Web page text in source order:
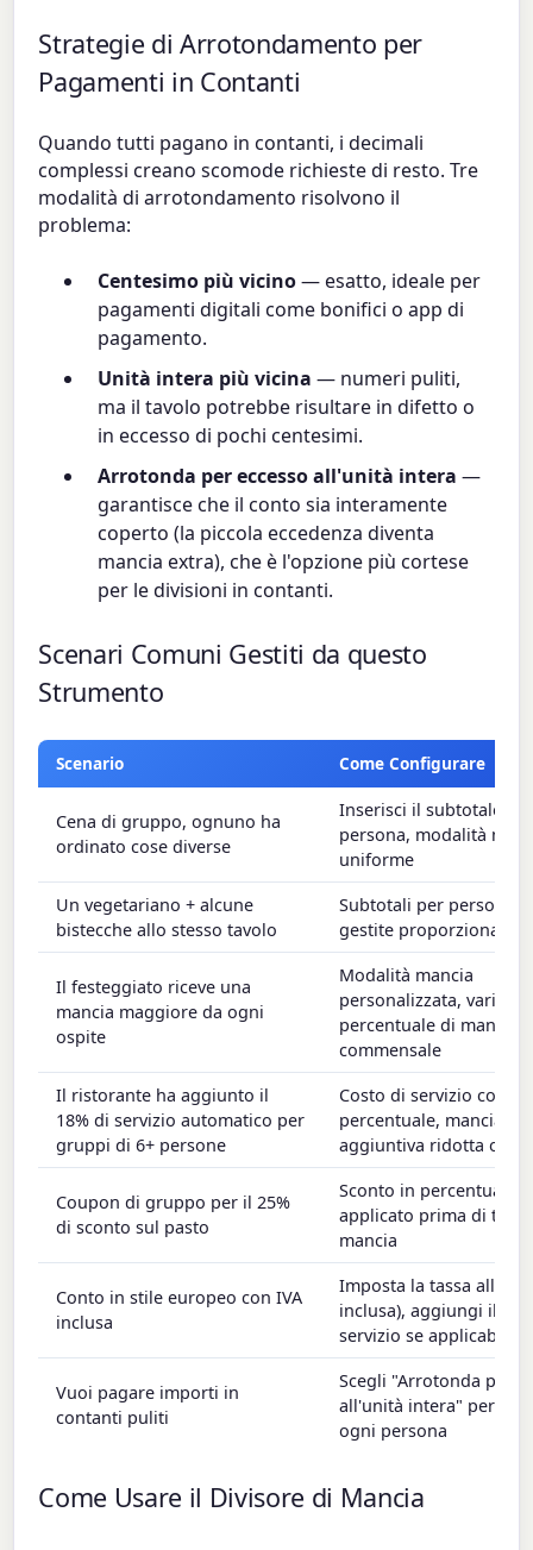
Strategie di Arrotondamento per
Pagamenti in Contanti
Quando tutti pagano in contanti, i decimali
complessi creano scomode richieste di resto. Tre
modalità di arrotondamento risolvono il
problema:
Centesimo più vicino— esatto, ideale per
pagamenti digitali come bonifici o app di
pagamento.
Unità intera più vicina — numeri puliti,
ma il tavolo potrebbe risultare in difetto o
in eccesso di pochi centesimi.
Arrotonda per eccesso all'unità intera —
garantisce che il conto sia interamente
coperto (la piccola eccedenza diventa
mancia extra), che è l'opzione più cortese
per le divisioni in contanti.
Scenari Comuni Gestiti da questo
Strumento
Scenario Come Configurare
Cena di gruppo, ognuno ha
ordinato cose diverse
Inserisci il subtotale di
persona, modalità
uniforme
Un vegetariano + alcune
bistecche allo stesso tavolo
Subtotali per persona,
gestite
Il festeggiato riceve una
mancia maggiore da ogni
ospite
Modalità mancia
personalizzata, varia la
percentuale di mancia
commensale
Il ristorante ha aggiunto il
18% di servizio automatico per
gruppi di 6+ persone
Costo di servizio come
percentuale, mancia
aggiuntiva ridotta o
Coupon di gruppo per il 25%
di sconto sul pasto
Sconto in percentuale
applicato prima di
mancia
Conto in stile europeo con IVA
inclusa
Imposta la tassa allo
inclusa), aggiungi il
servizio se applicabile
Vuoi pagare importi in
contanti puliti
Scegli "Arrotonda per
all'unità intera" per la
ogni persona
Come Usare il Divisore di Mancia